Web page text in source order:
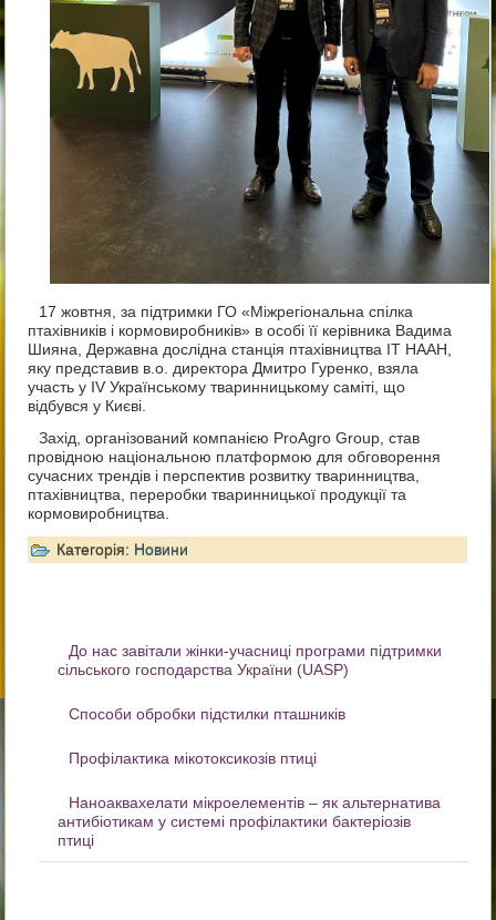
17 жовтня, за підтримки ГО «Міжрегіональна спілка
птахівників і кормовиробників» в особі її керівника Вадима
Шияна, Державна дослідна станція птахівництва ІТ НААН,
яку представив в.о. директора Дмитро Гуренко, взяла
участь у IV Українському тваринницькому саміті, що
відбувся у Києві.
Захід, організований компанією ProAgro Group, став
провідною національною платформою для обговорення
сучасних трендів і перспектив розвитку тваринництва,
птахівництва, переробки тваринницької продукції та
кормовиробництва.
Категорія: Новини
До нас завітали жінки-учасниці програми підтримки
сільського господарства України (UASP)
Способи обробки підстилки пташників
Профілактика мікотоксикозів птиці
Наноаквахелати мікроелементів – як альтернатива
антибіотикам у системі профілактики бактеріозів
птиці